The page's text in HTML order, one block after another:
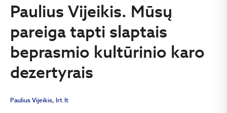
Paulius Vijeikis. Mūsų
pareiga tapti slaptais
beprasmio kultūrinio karo
dezertyrais
Paulius Vijeikis, lrt.lt